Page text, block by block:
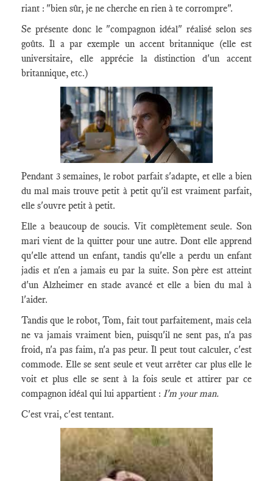
riant : "bien sûr, je ne cherche en rien à te corrompre".
Se présente donc le "compagnon idéal" réalisé selon ses
goûts. Il a par exemple un accent britannique (elle est
universitaire, elle apprécie la distinction d'un accent
britannique, etc.)
Pendant 3 semaines, le robot parfait s'adapte, et elle a bien
du mal mais trouve petit à petit qu'il est vraiment parfait,
elle s'ouvre petit à petit.
Elle a beaucoup de soucis. Vit complètement seule. Son
mari vient de la quitter pour une autre. Dont elle apprend
qu'elle attend un enfant, tandis qu'elle a perdu un enfant
jadis et n'en a jamais eu par la suite. Son père est atteint
d'un Alzheimer en stade avancé et elle a bien du mal à
l'aider.
Tandis que le robot, Tom, fait tout parfaitement, mais cela
ne va jamais vraiment bien, puisqu'il ne sent pas, n'a pas
froid, n'a pas faim, n'a pas peur. Il peut tout calculer, c'est
commode. Elle se sent seule et veut arrêter car plus elle le
voit et plus elle se sent à la fois seule et attirer par ce
compagnon idéal qui lui appartient : I'm your man.
C'est vrai, c'est tentant.